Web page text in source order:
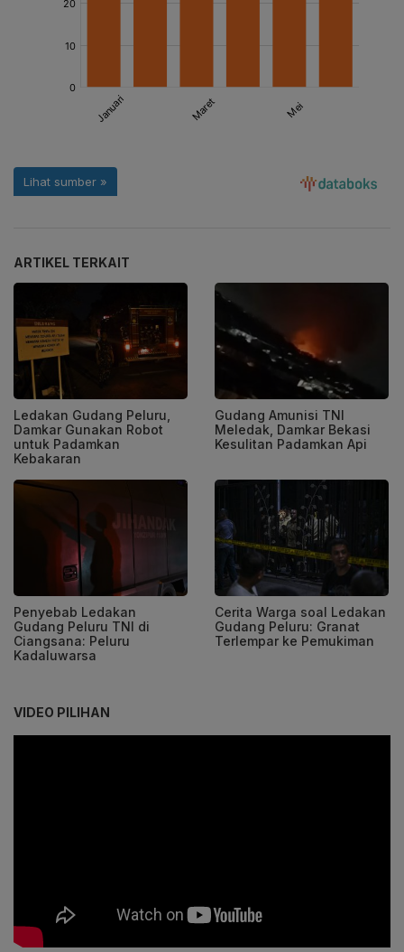
ARTIKEL TERKAIT
Ledakan Gudang Peluru,
Damkar Gunakan Robot
untuk Padamkan
Kebakaran
Gudang Amunisi TNI
Meledak, Damkar Bekasi
Kesulitan Padamkan Api
Penyebab Ledakan
Gudang Peluru TNI di
Ciangsana: Peluru
Kadaluwarsa
Cerita Warga soal Ledakan
Gudang Peluru: Granat
Terlempar ke Pemukiman
VIDEO PILIHAN